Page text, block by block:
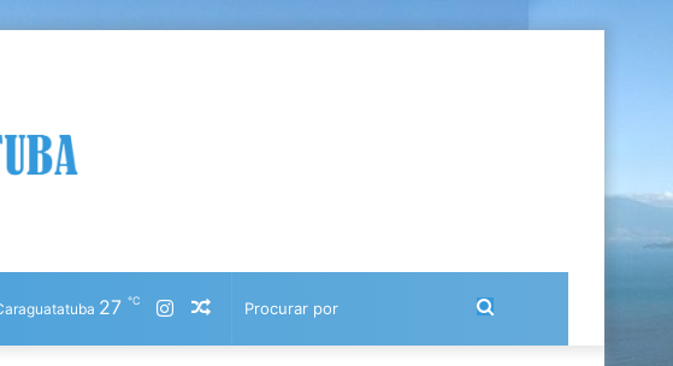
Procurar
Artigo
Instagram
27 ℃